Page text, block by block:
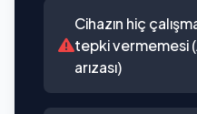
Cihazın hiç
tepki vermemesi
arızası)